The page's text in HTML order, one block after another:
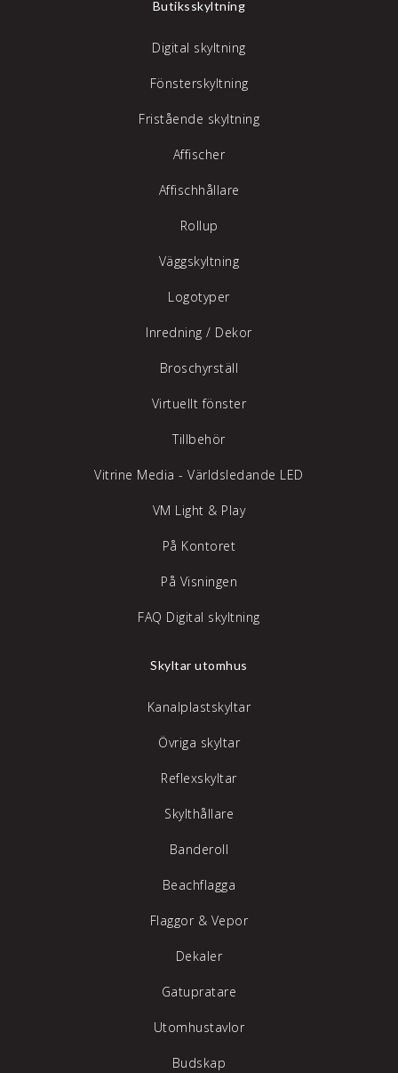
Butiksskyltning
Digital skyltning
Fönsterskyltning
Fristående skyltning
Affischer
Affischhållare
Rollup
Väggskyltning
Logotyper
Inredning / Dekor
Broschyrställ
Virtuellt fönster
Tillbehör
Vitrine Media - Världsledande LED
VM Light & Play
På Kontoret
På Visningen
FAQ Digital skyltning
Skyltar utomhus
Kanalplastskyltar
Övriga skyltar
Reflexskyltar
Skylthållare
Banderoll
Beachflagga
Flaggor & Vepor
Dekaler
Gatupratare
Utomhustavlor
Budskap